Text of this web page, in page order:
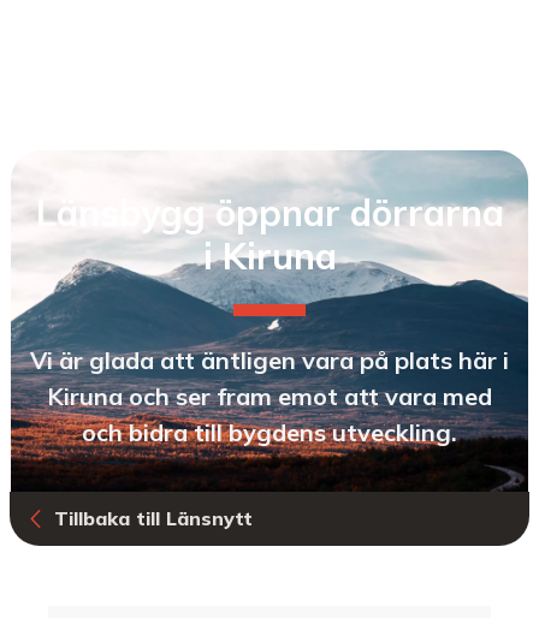
Länsbygg öppnar dörrarna
i Kiruna
Vi är glada att äntligen vara på plats här i
Kiruna och ser fram emot att vara med
och bidra till bygdens utveckling.
Tillbaka till Länsnytt